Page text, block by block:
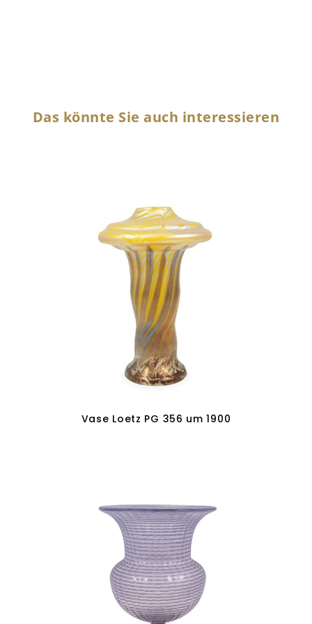
Das könnte Sie auch interessieren
Vase Loetz PG 356 um 1900